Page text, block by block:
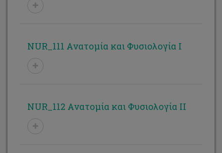
NUR_111 Ανατομία και Φυσιολογία Ι
NUR_112 Ανατομία και Φυσιολογία ΙΙ